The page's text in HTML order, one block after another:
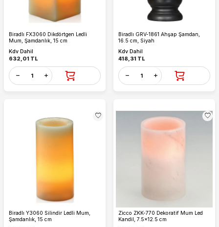
Biradlı FX3060 Dikdörtgen Ledli
Mum, Şamdanlık, 15 cm
Kdv Dahil
632,01 TL
Biradlı GRV-1861 Ahşap Şamdan,
16.5 cm, Siyah
Kdv Dahil
418,31 TL
Biradlı Y3060 Silindir Ledli Mum,
Şamdanlık, 15 cm
Zicco ZKK-770 Dekoratif Mum Led
Kandil, 7.5x12.5 cm